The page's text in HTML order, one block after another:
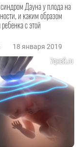
Дауна у плода на
и каким образом
с этой
18 января 2019